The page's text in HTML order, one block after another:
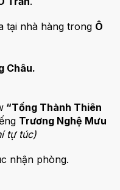
tại nhà hàng trong Ô
Châu.
“Tống Thành Thiên
Trương Nghệ Mưu
tự túc)
nhận phòng.